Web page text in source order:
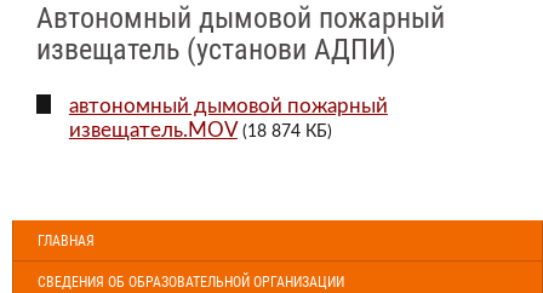
Автономный дымовой пожарный
извещатель (установи АДПИ)
автономный дымовой пожарный
извещатель.MOV (18 874 КБ)
ГЛАВНАЯ
СВЕДЕНИЯ ОБ ОБРАЗОВАТЕЛЬНОЙ ОРГАНИЗАЦИИ